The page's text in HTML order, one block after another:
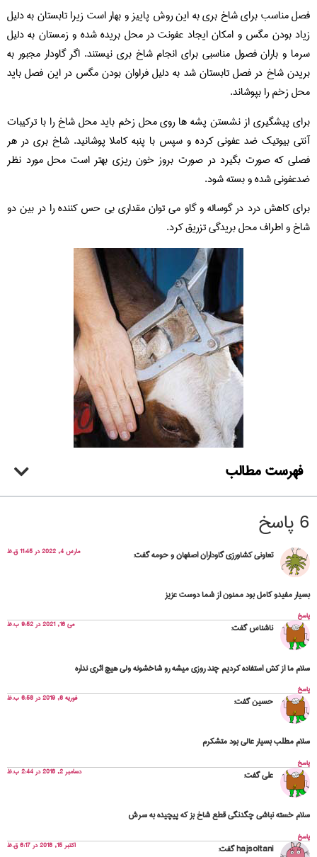
فصل مناسب برای شاخ بری به این روش پاییز و بهار است زیرا تابستان به دلیل
زیاد بودن مگس و امکان ایجاد عفونت در محل بریده شده و زمستان به دلیل
سرما و باران فصول مناسبی برای انجام شاخ بری نیستند. اگر گاودار مجبور به
بریدن شاخ در فصل تابستان شد به دلیل فراوان بودن مگس در این فصل باید
محل زخم را بپوشاند.
برای پیشگیری از نشستن پشه ها روی محل زخم باید محل شاخ را با ترکیبات
آنتی بیوتیک ضد عفونی کرده و سپس با پنبه کاملا پوشانید. شاخ بری در هر
فصلی که صورت بگیرد در صورت بروز خون ریزی بهتر است محل مورد نظر
ضدعفونی شده و بسته شود.
برای کاهش درد در گوساله و گاو می توان مقداری بی حس کننده را در بین دو
شاخ و اطراف محل بریدگی تزریق کرد.
فهرست مطالب
6 پاسخ
تعاونی کشاورزی گاوداران اصفهان و حومهگفت: مارس 4, 2022 در 11:45 ق.ظ
بسیار مفیدو کامل بود ممنون از شما دوست عزیز
پاسخ
ناشناسگفت: می 16, 2021 در 9:52 ب.ظ
سلام ما از کش استفاده کردیم چند روزی میشه رو شاخشونه ولی هیچ اثری نداره
پاسخ
حسینگفت: فوریه 6, 2019 در 6:58 ب.ظ
سلام مطلب بسیار عالی بود متشکرم
پاسخ
علیگفت: دسامبر 2, 2018 در 2:44 ب.ظ
سلام خسته نباشی چگدنگی قطع شاخ بز که پیچیده به سرش
پاسخ
hajsoltaniگفت: اکتبر 15, 2018 در 6:17 ق.ظ